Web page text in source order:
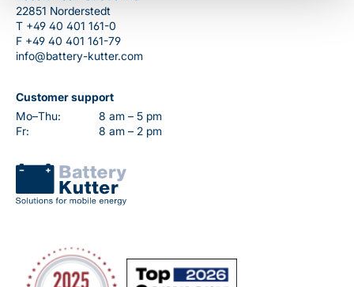
22851 Norderstedt
T +49 40 401 161-0
F +49 40 401 161-79
info@battery-kutter.com
Customer support
Mo–Thu:
8 am – 5 pm
Fr:
8 am – 2 pm